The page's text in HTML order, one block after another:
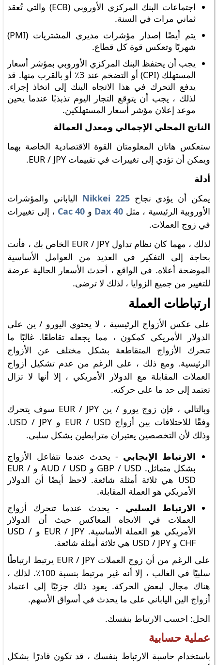
اجتماعات البنك المركزي الأوروبي (ECB) والتي تُعقد
ثماني مرات في السنة.
يتم أيضًا إصدار مؤشرات مديري المشتريات (PMI)
شهريًا وتعكس قوة كل قطاع.
يجب أن يحتفظ البنك المركزي الأوروبي بمؤشر أسعار
المستهلك (CPI) أو التضخم عند 3٪ أو بالقرب منها. قد
يدفع التحرك في هذا الاتجاه البنك إلى اتخاذ إجراء.
لذلك ، يجب أن يتوقع التجار اليوم تذبذبًا عندما يحين
موعد إعلان مؤشر أسعار المستهلكين.
الناتج المحلي الإجمالي ومعدل العمالة
ستعكس هاتان المعلومتان القوة الاقتصادية الخاصة بهما
ويمكن أن تؤدي إلى تغييرات في تقييمات EUR / JPY.
أدلة
يمكن أن يؤدي نجاحNikkei 225 الياباني والمؤشرات
الأوروبية الرئيسية ، مثل Dax 40 و Cac 40 ، إلى تغييرات
في زوج العملات.
لذلك ، مهما كان نظام تداول EUR / JPY الخاص بك ، فأنت
بحاجة إلى التفكير في العديد من العوامل الأساسية
الموضحة أعلاه. في الواقع ، أحدث الأسعار الحالية عرضة
للتغيير من جميع الزوايا ، لذلك لا ترضى.
ارتباطات العملة
على عكس الأزواج الرئيسية ، لا يحتوي اليورو / ين على
الدولار الأمريكي كمكون ، مما يجعله تقاطعًا. غالبًا ما
تتحرك الأزواج المتقاطعة بشكل مختلف عن الأزواج
الرئيسية. ومع ذلك ، على الرغم من عدم تشكيل أزواج
العملات المقابلة مع الدولار الأمريكي ، إلا أنها لا تزال
تعتمد إلى حد ما على حركته.
وبالتالي ، فإن زوج يورو / ين EUR / JPY سوف يتحرك
وفقًا للاختلافات بين أزواج EUR / USD و USD / JPY.
وذلك لأن التخصصين يعتبران مترابطين بشكل سلبي.
الارتباط الإيجابي - يحدث عندما تتفاعل الأزواج
بشكل متماثل. GBP / USD و AUD / USD و EUR /
USD هي ثلاثة أمثلة شائعة. لاحظ أيضًا أن الدولار
الأمريكي هو العملة المقابلة.
الارتباط السلبي - يحدث عندما تتحرك أزواج
العملات في الاتجاه المعاكس حيث أن الدولار
الأمريكي هو العملة الأساسية. EUR / JPY و USD /
CHF و USD / JPY هي ثلاثة أمثلة شائعة.
على الرغم من أن زوج العملات EUR / JPY يرتبط ارتباطًا
سلبيًا في الغالب ، إلا أنه غير مرتبط بنسبة 100٪. لذلك ،
هناك مجال لبعض الحركة. يعود ذلك جزئيًا إلى اعتماد
أزواج الين الياباني على ما يحدث في أسواق الأسهم.
الحل: احسب الارتباط بنفسك.
عملية حسابية
باستخدام حاسبة الارتباط بنفسك ، قد تكون قادرًا بشكل